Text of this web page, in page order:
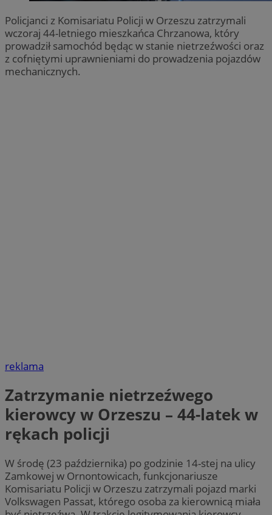
Policjanci z Komisariatu Policji w Orzeszu zatrzymali
wczoraj 44-letniego mieszkańca Chrzanowa, który
prowadził samochód będąc w stanie nietrzeźwości oraz
z cofniętymi uprawnieniami do prowadzenia pojazdów
mechanicznych.
reklama
Zatrzymanie nietrzeźwego
kierowcy w Orzeszu – 44-latek w
rękach policji
W środę (23 października) po godzinie 14-stej na ulicy
Zamkowej w Ornontowicach, funkcjonariusze
Komisariatu Policji w Orzeszu zatrzymali pojazd marki
Volkswagen Passat, którego osoba za kierownicą miała